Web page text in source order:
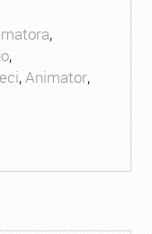
,
,
,Animator,